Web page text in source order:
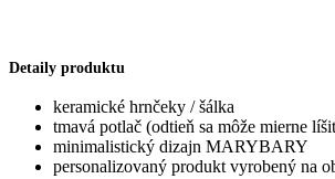
Detaily produktu
keramické hrnčeky / šálka
tmavá potlač (odtieň sa môže mierne
minimalistický dizajn MARYBARY
personalizovaný produkt vyrobený na